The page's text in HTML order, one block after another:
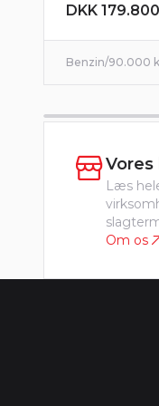
DKK
Benzin/90.000
Vores
Læs
Om os